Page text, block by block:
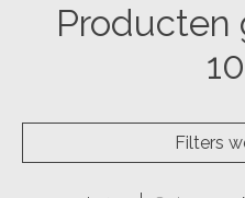
Filters